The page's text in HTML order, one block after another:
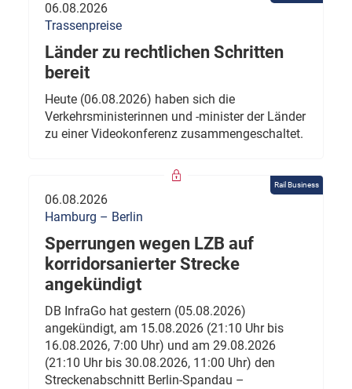
06.08.2026
Trassenpreise
Länder zu rechtlichen Schritten
bereit
Heute (06.08.2026) haben sich die
Verkehrsministerinnen und -minister der Länder
zu einer Videokonferenz zusammengeschaltet.
Rail Business
06.08.2026
Hamburg – Berlin
Sperrungen wegen LZB auf
korridorsanierter Strecke
angekündigt
DB InfraGo hat gestern (05.08.2026)
angekündigt, am 15.08.2026 (21:10 Uhr bis
16.08.2026, 7:00 Uhr) und am 29.08.2026
(21:10 Uhr bis 30.08.2026, 11:00 Uhr) den
Streckenabschnitt Berlin-Spandau –